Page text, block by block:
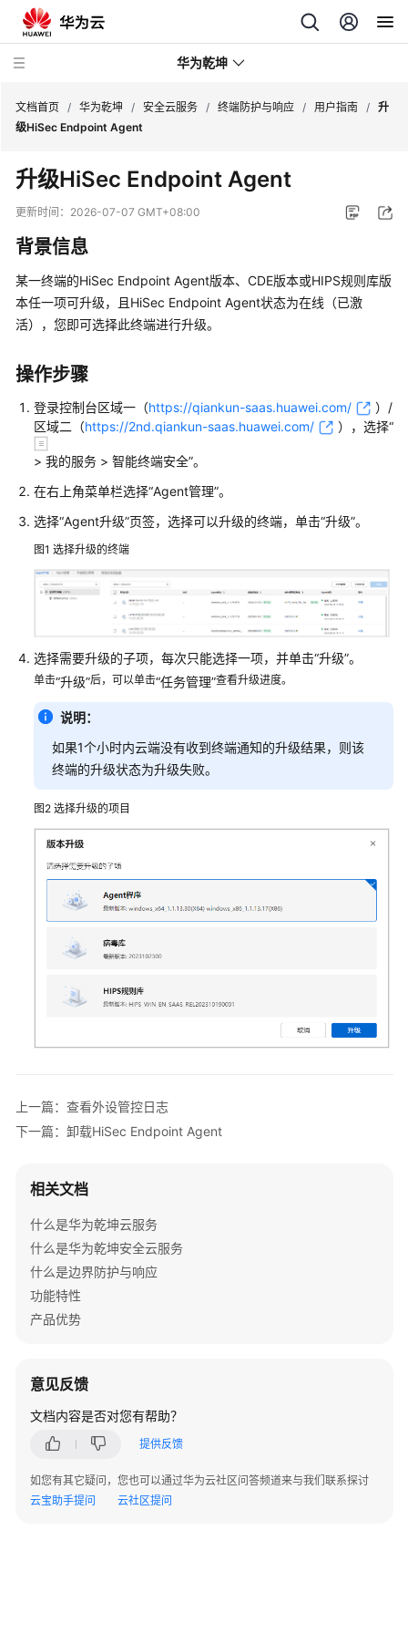
华为乾坤
安
全
云
务
什
么
是
为
乾
坤
云
务
么
是
华
为
安
云
服
边
界
防
护
与
响
云
志
审
计
端
防
护
应
产
品
绍
文档首页 / 华为乾坤 / 安全云服务 / 终端防护与响应 / 用户指南 / 升
级HiSec Endpoint Agent
升级HiSec Endpoint Agent
更新时间： 2026-07-07 GMT+08:00
背景信息
某一终端的HiSec Endpoint Agent版本、CDE版本或HIPS规则库版
本任一项可升级，且HiSec Endpoint Agent状态为在线（已激
活），您即可选择此终端进行升级。
操作步骤
登录控制台区域一（https://qiankun-saas.huawei.com/
）/
区域二（https://2nd.qiankun-saas.huawei.com/ ） ，选择“
> 我的服务 > 智能终端安全”。
在右上角菜单栏选择“Agent管理”。
选择“Agent升级”页签，选择可以升级的终端，单击“升级”。
图1 选择升级的终端
选择需要升级的子项，每次只能选择一项，并单击“升级”。
单击“升级”后，可以单击“任务管理”查看升级进度。
说明：
如果1个小时内云端没有收到终端通知的升级结果，则该
终端的升级状态为升级失败。
图2 选择升级的项目
上一篇：查看外设管控日志
下一篇：卸载HiSec Endpoint Agent
相关文档
什么是华为乾坤云服务
什么是华为乾坤安全云服务
什么是边界防护与响应
功能特性
产品优势
意见反馈
文档内容是否对您有帮助？
提供反馈
如您有其它疑问，您也可以通过华为云社区问答频道来与我们联系探讨
云宝助手提问
云社区提问